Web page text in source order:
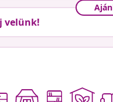
velünk!